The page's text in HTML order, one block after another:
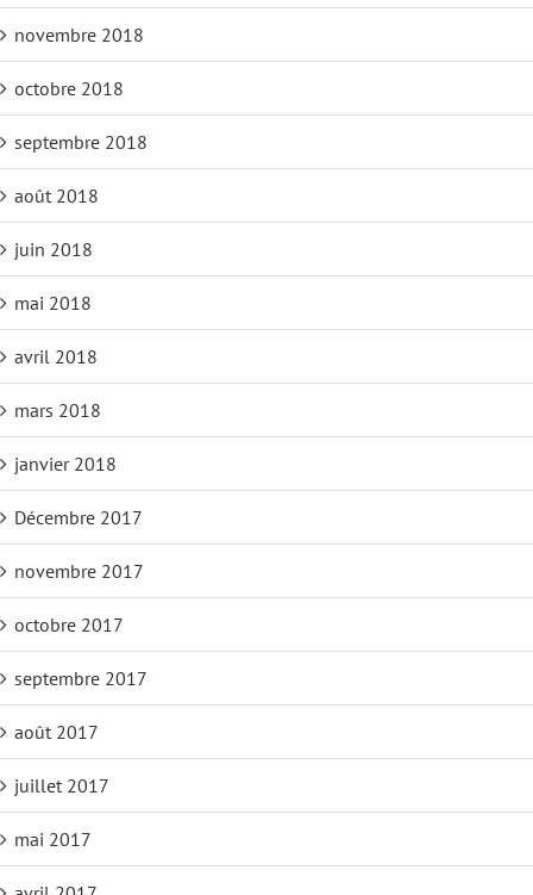
novembre 2018
octobre 2018
septembre 2018
août 2018
juin 2018
mai 2018
avril 2018
mars 2018
janvier 2018
Décembre 2017
novembre 2017
octobre 2017
septembre 2017
août 2017
juillet 2017
mai 2017